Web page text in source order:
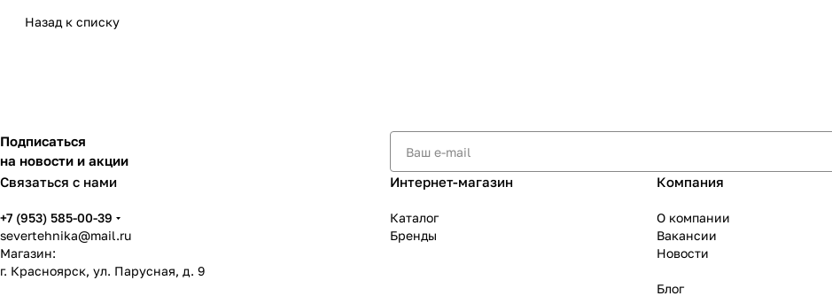
Назад к списку
Подписаться
на новости и акции
Связаться с нами
+7 (953) 585-00-39
severtehnika@mail.ru
Магазин:
г. Красноярск, ул. Парусная, д. 9
Интернет-магазин
Каталог
Бренды
Компания
О компании
Вакансии
Новости
Блог